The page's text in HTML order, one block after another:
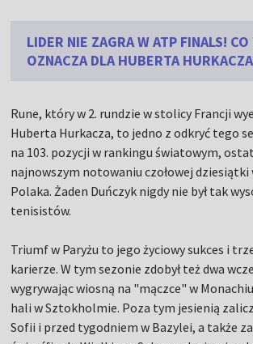
LIDER NIE ZAGRA W ATP FINALS! CO
OZNACZA DLA HUBERTA
Rune, który w 2. rundzie w stolicy Francji
Huberta Hurkacza, to jedno z odkryć tego
na 103. pozycji w rankingu światowym,
najnowszym notowaniu czołowej dziesiątki
Polaka. Żaden Duńczyk nigdy nie był tak
tenisistów.
Triumf w Paryżu to jego życiowy sukces i
karierze. W tym sezonie zdobył też dwa
wygrywając wiosną na "mączce" w
hali w Sztokholmie. Poza tym jesienią
Sofii i przed tygodniem w Bazylei, a także